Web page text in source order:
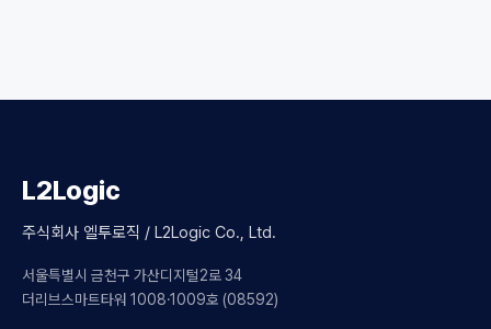
L2Logic
주식회사 엘투로직 / L2Logic Co., Ltd.
서울특별시 금천구 가산디지털2로 34
더리브스마트타워 1008·1009호 (08592)